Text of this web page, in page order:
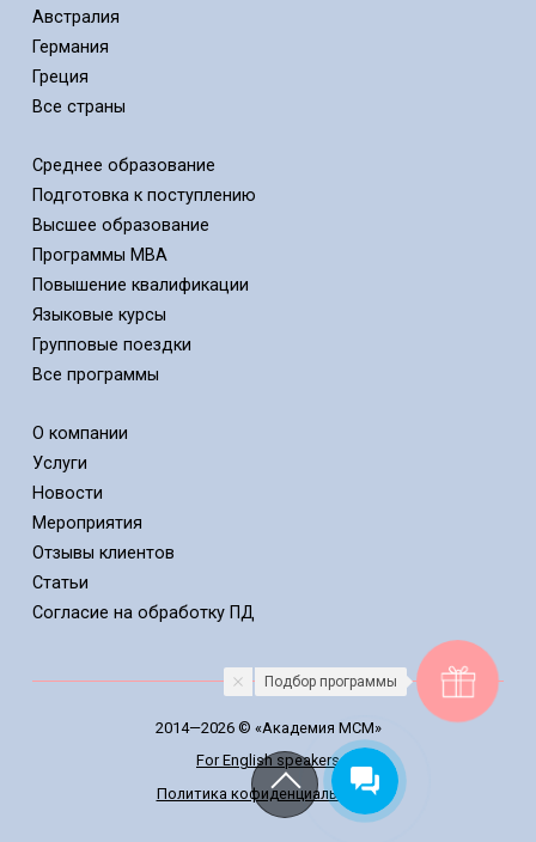
Австралия
Германия
Греция
Все страны
Среднее образование
Подготовка к поступлению
Высшее образование
Программы MBA
Повышение квалификации
Языковые курсы
Групповые поездки
Все программы
О компании
Услуги
Новости
Мероприятия
Отзывы клиентов
Статьи
Cогласие на обработку ПД
2014—2026 © «Академия МСМ»
For English speakers
Политика кофиденциальности
Подбор программы